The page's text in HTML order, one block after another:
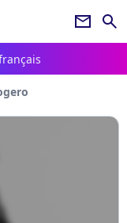
newsletter search